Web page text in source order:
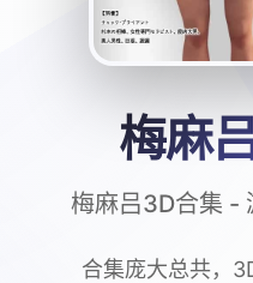
梅麻
梅麻吕3D合集 -
合集庞大总共，